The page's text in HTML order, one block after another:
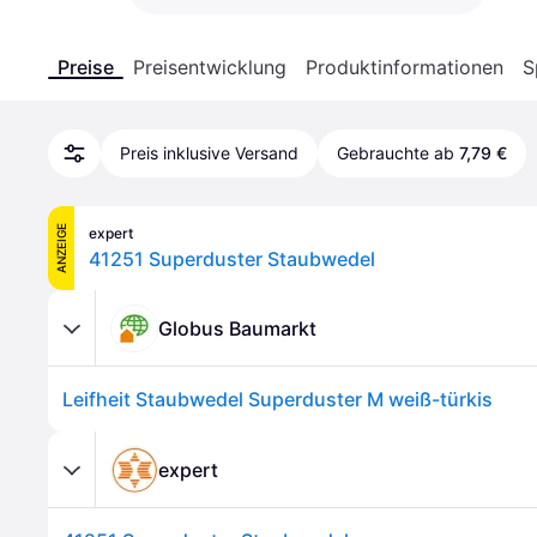
Preise Preisentwicklung Produktinformationen
Preis inklusive Versand Gebrauchte ab 7,79 €
ANZEIGE expert
41251 Superduster Staubwedel
Globus Baumarkt
Leifheit Staubwedel Superduster M weiß-türkis
expert